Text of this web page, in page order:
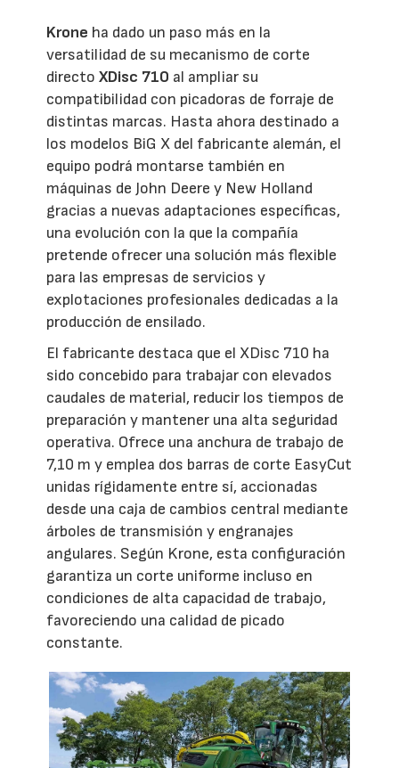
Krone ha dado un paso más en la
versatilidad de su mecanismo de corte
directoXDisc 710 al ampliar su
compatibilidad con picadoras de forraje de
distintas marcas. Hasta ahora destinado a
los modelos BiG X del fabricante alemán, el
equipo podrá montarse también en
máquinas de John Deere y New Holland
gracias a nuevas adaptaciones específicas,
una evolución con la que la compañía
pretende ofrecer una solución más flexible
para las empresas de servicios y
explotaciones profesionales dedicadas a la
producción de ensilado.
El fabricante destaca que el XDisc 710 ha
sido concebido para trabajar con elevados
caudales de material, reducir los tiempos de
preparación y mantener una alta seguridad
operativa. Ofrece una anchura de trabajo de
7,10 m y emplea dos barras de corte EasyCut
unidas rígidamente entre sí, accionadas
desde una caja de cambios central mediante
árboles de transmisión y engranajes
angulares. Según Krone, esta configuración
garantiza un corte uniforme incluso en
condiciones de alta capacidad de trabajo,
favoreciendo una calidad de picado
constante.